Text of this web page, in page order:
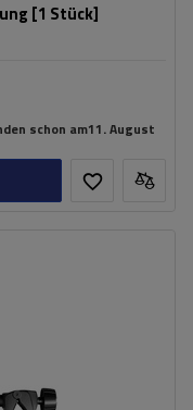
[1 Stück]
schon am11. August